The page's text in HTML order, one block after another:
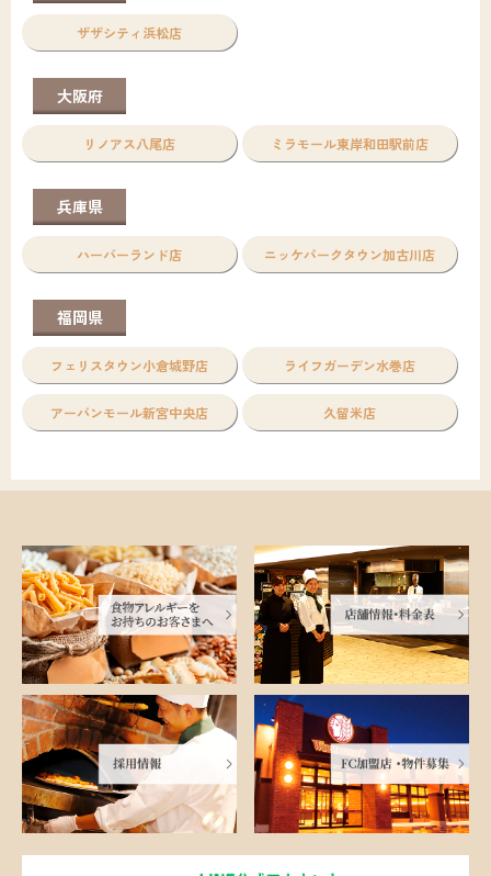
ザザシティ浜松店
大阪府
リノアス八尾店 ミラモール東岸和田駅前店
兵庫県
ハーバーランド店 ニッケパークタウン加古川店
福岡県
フェリスタウン小倉城野店 ライフガーデン水巻店
アーバンモール新宮中央店 久留米店